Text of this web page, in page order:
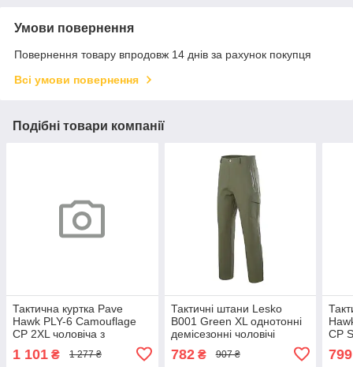
Умови повернення
Повернення товару впродовж 14 днів за рахунок покупця
Всі умови повернення
Подібні товари компанії
Тактична куртка Pave
Hawk PLY-6 Camouflage
CP 2XL чоловіча з
ззаду taktical
1 101 ₴ 1 277 ₴
Тактичні штани Lesko
B001 Green XL однотонні
демісезонні чоловічі
782₴ 907 ₴
CP
799